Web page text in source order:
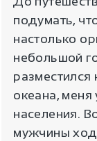
подумать,
настолько
небольшой
разместился
океана,
населения.
мужчины